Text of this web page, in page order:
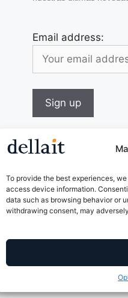
To provide the best experiences,
access device information.
data such as browsing behavior or
withdrawing consent, may
Email address:
© 2026 DELLAIT – DAIRY